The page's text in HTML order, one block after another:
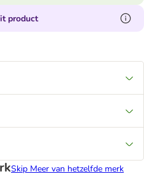
product
Skip Meer van hetzelfde merk